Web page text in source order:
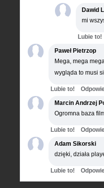
Dawid
mi
Lubie to!
Paweł Pietrzop
Mega, mega
wygląda to musi
Lubie to!
Marcin Andrzej
Ogromna baza
Lubie to!
Adam Sikorski
dzięki, działa
Lubie to!